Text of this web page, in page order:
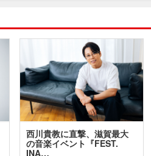
西川貴教に直撃、滋賀最大
の音楽イベント『FEST.
INA…